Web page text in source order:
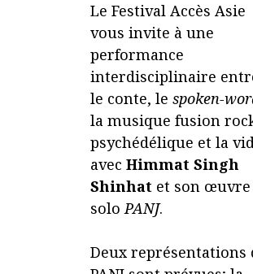
Le Festival Accès Asie
vous invite à une
performance
interdisciplinaire
le conte, lespoken-
la musique fusion
psychédélique et la
avecHimmat Singh
Shinhat et son œuvre
soloPANJ.
Deux représentations